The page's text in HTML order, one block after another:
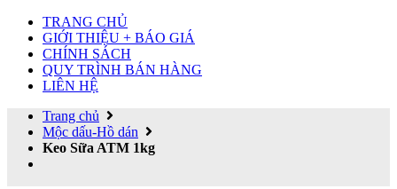
TRANG CHỦ
GIỚI THIỆU + BÁO GIÁ
CHÍNH SÁCH
QUY TRÌNH BÁN HÀNG
LIÊN HỆ
Trang chủ
Mộc dấu-Hồ dán
Keo Sữa ATM 1kg